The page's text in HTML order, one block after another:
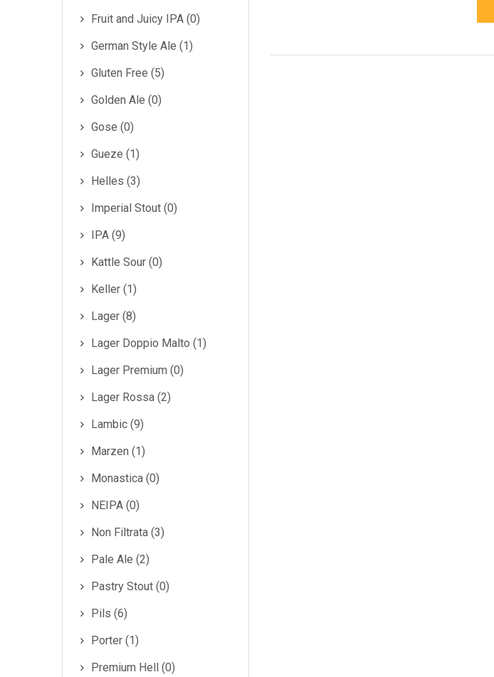
Fruit and Juicy IPA (0)
German Style Ale (1)
Gluten Free (5)
Golden Ale (0)
Gose (0)
Gueze (1)
Helles (3)
Imperial Stout (0)
IPA (9)
Kattle Sour (0)
Keller (1)
Lager (8)
Lager Doppio Malto (1)
Lager Premium (0)
Lager Rossa (2)
Lambic (9)
Marzen (1)
Monastica (0)
NEIPA (0)
Non Filtrata (3)
Pale Ale (2)
Pastry Stout (0)
Pils (6)
Porter (1)
Premium Hell (0)